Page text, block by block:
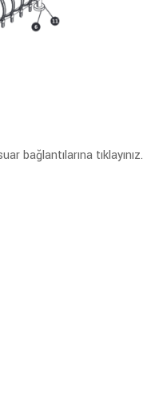
bağlantılarına tıklayınız.